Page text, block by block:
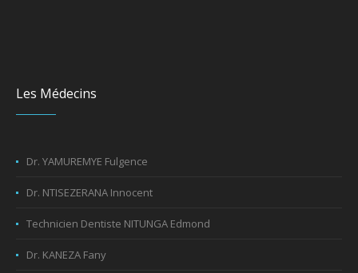
Les Médecins
Dr. YAMUREMYE Fulgence
Dr. NTISEZERANA Innocent
Technicien Dentiste NITUNGA Edmond
Dr. KANEZA Fany